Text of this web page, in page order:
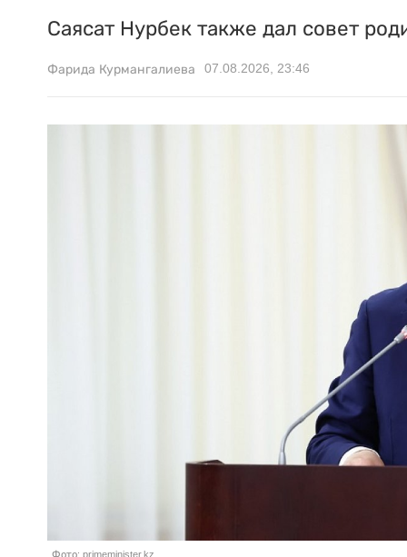
Саясат Нурбек также дал совет
Фарида Курмангалиева 07.08.2026, 23:46
Фото: primeminister.kz